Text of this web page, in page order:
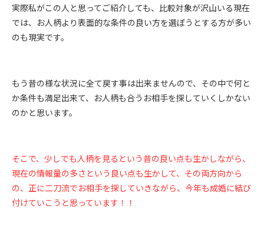
実際私がこの人と思ってご紹介しても、比較対象が沢山いる現在
では、お人柄より表面的な条件の良い方を選ぼうとする方が多い
のも現実です。
もう昔の様な状況に全て戻す事は出来ませんので、その中で何と
か条件も満足出来て、お人柄も合うお相手を探していくしかない
のかと思います。
そこで、少しでも人柄を見るという昔の良い点も生かしながら、
現在の情報量の多さという良い点も生かして、その両方向から
の、正に二刀流でお相手を探していきながら、今年も成婚に結び
付けていこうと思っています！！